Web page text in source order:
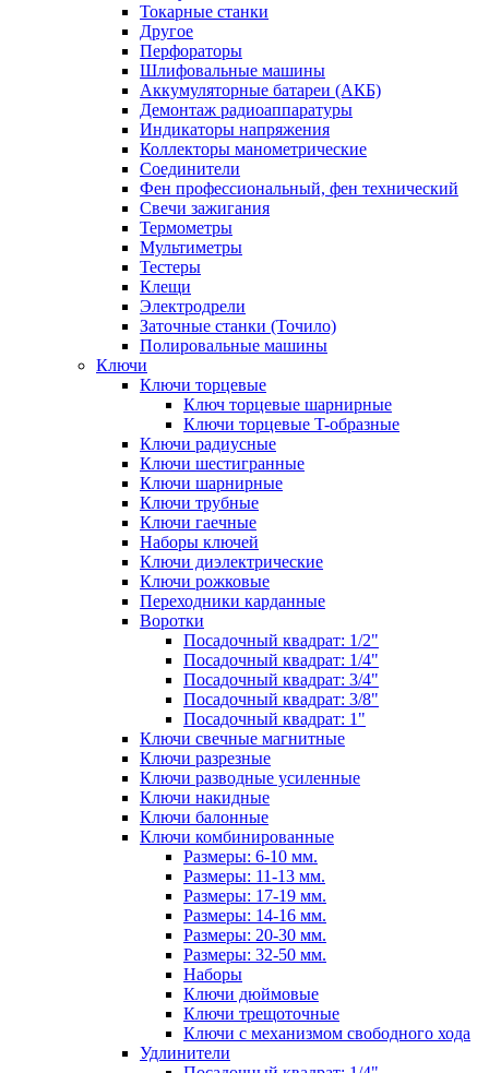
Токарные станки
Другое
Перфораторы
Шлифовальные машины
Аккумуляторные батареи (АКБ)
Демонтаж радиоаппаратуры
Индикаторы напряжения
Коллекторы манометрические
Соединители
Фен профессиональный, фен технический
Свечи зажигания
Термометры
Мультиметры
Тестеры
Клещи
Электродрели
Заточные станки (Точило)
Полировальные машины
Ключи
Ключи торцевые
Ключ торцевые шарнирные
Ключи торцевые T-образные
Ключи радиусные
Ключи шестигранные
Ключи шарнирные
Ключи трубные
Ключи гаечные
Наборы ключей
Ключи диэлектрические
Ключи рожковые
Переходники карданные
Воротки
Посадочный квадрат: 1/2"
Посадочный квадрат: 1/4"
Посадочный квадрат: 3/4"
Посадочный квадрат: 3/8"
Посадочный квадрат: 1"
Ключи свечные магнитные
Ключи разрезные
Ключи разводные усиленные
Ключи накидные
Ключи балонные
Ключи комбинированные
Размеры: 6-10 мм.
Размеры: 11-13 мм.
Размеры: 17-19 мм.
Размеры: 14-16 мм.
Размеры: 20-30 мм.
Размеры: 32-50 мм.
Наборы
Ключи дюймовые
Ключи трещоточные
Ключи с механизмом свободного хода
Удлинители